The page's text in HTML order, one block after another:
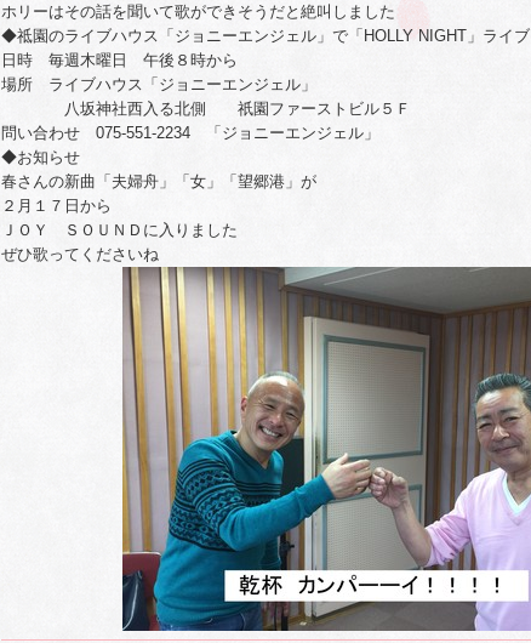
ホリーはその話を聞いて歌ができそうだと絶叫しました
◆祗園のライブハウス「ジョニーエンジェル」で「HOLLY NIGHT」ライブ
日時 毎週木曜日 午後８時から
場所 ライブハウス「ジョニーエンジェル」
八坂神社西入る北側 祇園ファーストビル５Ｆ
問い合わせ 075-551-2234 「ジョニーエンジェル」
◆お知らせ
春さんの新曲「夫婦舟」「女」「望郷港」が
２月１７日から
ＪＯＹ ＳＯＵＮＤに入りました
ぜひ歌ってくださいね